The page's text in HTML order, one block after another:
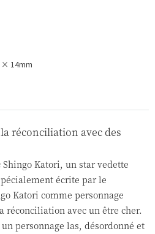
× 14mm
réconciliation avec des
Katori, un star vedette
écrite par le
Katori comme personnage
réconciliation avec un être cher.
personnage las, désordonné et